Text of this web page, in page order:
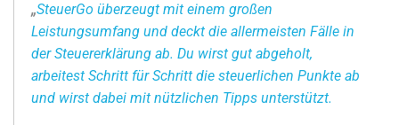
„SteuerGo überzeugt mit einem großen
Leistungsumfang und deckt die allermeisten Fälle in
der Steuererklärung ab. Du wirst gut abgeholt,
arbeitest Schritt für Schritt die steuerlichen Punkte ab
und wirst dabei mit nützlichen Tipps unterstützt.